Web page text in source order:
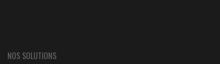
NOS SOLUTIONS